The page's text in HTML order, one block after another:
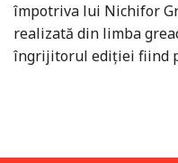
împotriva lui Nichifor
realizată din limba
îngrijitorul ediţiei fiind